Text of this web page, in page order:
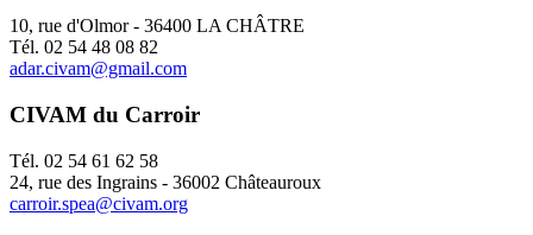
10, rue d'Olmor - 36400 LA CHÂTRE
Tél. 02 54 48 08 82
adar.civam@gmail.com
CIVAM du Carroir
Tél. 02 54 61 62 58
24, rue des Ingrains - 36002 Châteauroux
carroir.spea@civam.org